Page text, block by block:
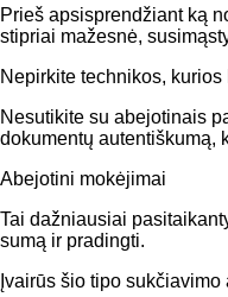
Prieš apsisprendžiant ką
stipriai mažesnė,
Nepirkite technikos,
Nesutikite su abejotinais
dokumentų autentiškumą,
Abejotini mokėjimai
Tai dažniausiai
sumą ir pradingti.
Įvairūs šio tipo sukčiavimo